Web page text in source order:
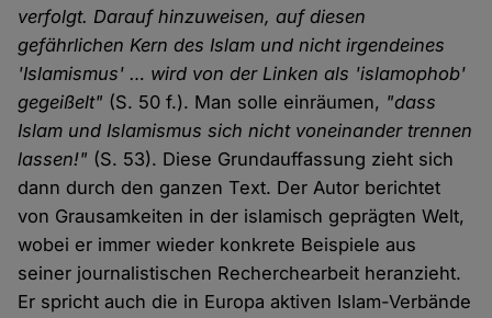
verfolgt. Darauf hinzuweisen, auf diesen
gefährlichen Kern des Islam und nicht irgendeines
'Islamismus' … wird von der Linken als 'islamophob'
gegeißelt" (S. 50 f.). Man solle einräumen, "dass
Islam und Islamismus sich nicht voneinander trennen
lassen!" (S. 53). Diese Grundauffassung zieht sich
dann durch den ganzen Text. Der Autor berichtet
von Grausamkeiten in der islamisch geprägten Welt,
wobei er immer wieder konkrete Beispiele aus
seiner journalistischen Recherchearbeit heranzieht.
Er spricht auch die in Europa aktiven Islam-Verbände